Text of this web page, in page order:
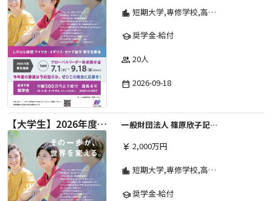
location_city 短期大学,専修学校,高等専門学校,その他,高等学校,大学院,大学
school奨学金-給付
group 20人
date_range 2026-09-18
【大学生】2026年度 しのはら財団 アメリカ・イギリス・カナダ英語留学奨学金
一般財団法人 篠原欣子記念財団 (海外留学奨学金グループ)
currency_yen 2,000万円
location_city 短期大学,専修学校,高等専門学校,その他,高等学校,大学院,大学
school奨学金-給付